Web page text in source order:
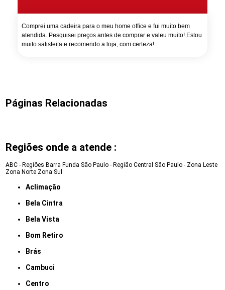
Comprei uma cadeira para o meu home office e fui muito bem
atendida. Pesquisei preços antes de comprar e valeu muito! Estou
muito satisfeita e recomendo a loja, com certeza!
Páginas Relacionadas
Regiões onde a atende :
ABC - Regiões Barra Funda São Paulo - Região Central São Paulo - Zona Leste
Zona Norte Zona Sul
Aclimação
Bela Cintra
Bela Vista
Bom Retiro
Brás
Cambuci
Centro